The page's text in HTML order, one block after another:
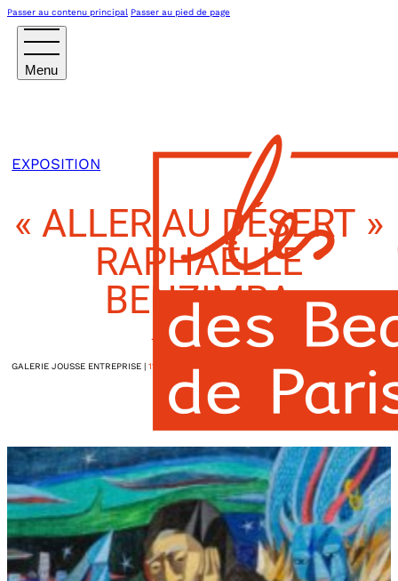
Passer au contenu principal Passer au pied de page
EXPOSITION
« ALLER AU DÉSERT »
RAPHAËLLE
BENZIMRA
7 AVRIL 2026
GALERIE JOUSSE ENTREPRISE
11h00
6, rue Saint-Claude
Paris IIIème,